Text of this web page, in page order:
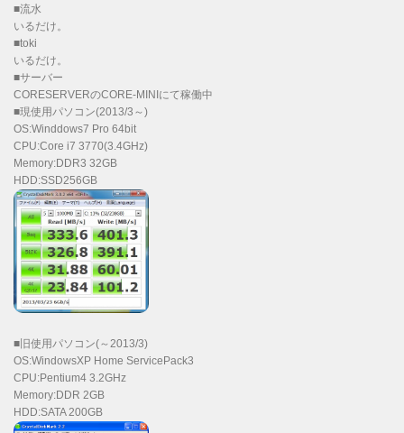
■流水
いるだけ。
■toki
いるだけ。
■サーバー
CORESERVERのCORE-MINIにて稼働中
■現使用パソコン(2013/3～)
OS:Winddows7 Pro 64bit
CPU:Core i7 3770(3.4GHz)
Memory:DDR3 32GB
HDD:SSD256GB
■旧使用パソコン(～2013/3)
OS:WindowsXP Home ServicePack3
CPU:Pentium4 3.2GHz
Memory:DDR 2GB
HDD:SATA 200GB